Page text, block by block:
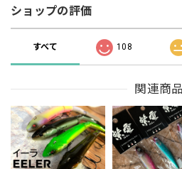
ショップの評価
すべて 108
関連商品